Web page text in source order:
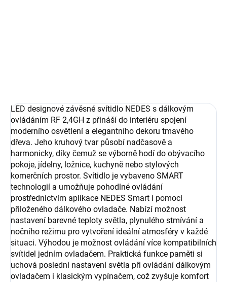
LED designové závěsné svítidlo NEDES s dálkovým
ovládáním RF 2,4GH z přináší do interiéru spojení
moderního osvětlení a elegantního dekoru tmavého
dřeva. Jeho kruhový tvar působí nadčasově a
harmonicky, díky čemuž se výborně hodí do obývacího
pokoje, jídelny, ložnice, kuchyně nebo stylových
komerčních prostor. Svítidlo je vybaveno SMART
technologií a umožňuje pohodlné ovládání
prostřednictvím aplikace NEDES Smart i pomocí
přiloženého dálkového ovladače. Nabízí možnost
nastavení barevné teploty světla, plynulého stmívání a
nočního režimu pro vytvoření ideální atmosféry v každé
situaci. Výhodou je možnost ovládání více kompatibilních
svítidel jedním ovladačem. Praktická funkce paměti si
uchová poslední nastavení světla při ovládání dálkovým
ovladačem i klasickým vypínačem, což zvyšuje komfort